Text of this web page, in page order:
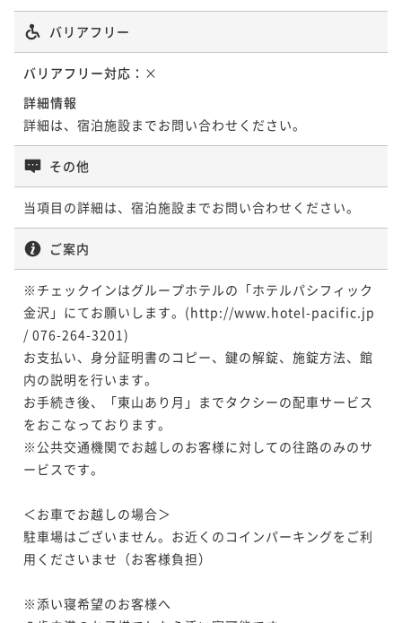
バリアフリー
バリアフリー対応： ×
詳細情報
詳細は、宿泊施設までお問い合わせください。
その他
当項目の詳細は、宿泊施設までお問い合わせください。
ご案内
※チェックインはグループホテルの「ホテルパシフィック
金沢」にてお願いします。(http://www.hotel-pacific.jp
/ 076-264-3201)
お支払い、身分証明書のコピー、鍵の解錠、施錠方法、館
内の説明を行います。
お手続き後、「東山あり月」までタクシーの配車サービス
をおこなっております。
※公共交通機関でお越しのお客様に対しての往路のみのサ
ービスです。
＜お車でお越しの場合＞
駐車場はございません。お近くのコインパーキングをご利
用くださいませ（お客様負担）
※添い寝希望のお客様へ